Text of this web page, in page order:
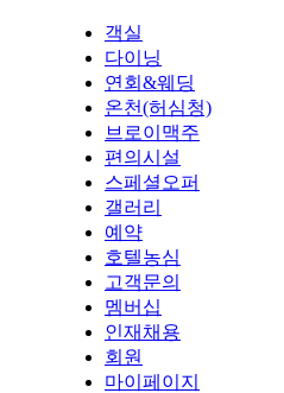
객실
다이닝
연회&웨딩
온천(허심청)
브로이맥주
편의시설
스페셜오퍼
갤러리
예약
호텔농심
고객문의
멤버십
인재채용
회원
마이페이지